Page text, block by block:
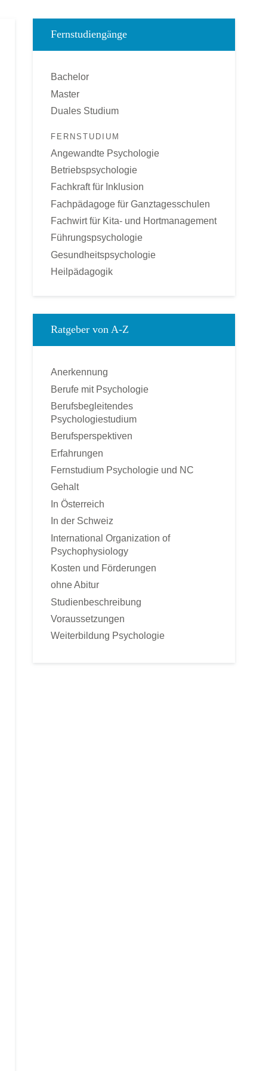
Fernstudiengänge
Bachelor
Master
Duales Studium
FERNSTUDIUM
Angewandte Psychologie
Betriebspsychologie
Fachkraft für Inklusion
Fachpädagoge für Ganztagesschulen
Fachwirt für Kita- und Hortmanagement
Führungspsychologie
Gesundheitspsychologie
Heilpädagogik
Ökonomische Psychologie
Pädagogische Psychologie
Personal und Business Coach
Praktische Psychologie
Psychologie
Psychologischer Berater
Psychotherapie – Heilpraktiker
Rechtspsychologie
Sozialpsychologie
Soziologie
Sportpsychologie
Ratgeber von A-Z
Anerkennung
Berufe mit Psychologie
Berufsbegleitendes
Psychologiestudium
Berufsperspektiven
Erfahrungen
Fernstudium Psychologie und NC
Gehalt
In Österreich
In der Schweiz
International Organization of
Psychophysiology
Kosten und Förderungen
ohne Abitur
Studienbeschreibung
Voraussetzungen
Weiterbildung Psychologie